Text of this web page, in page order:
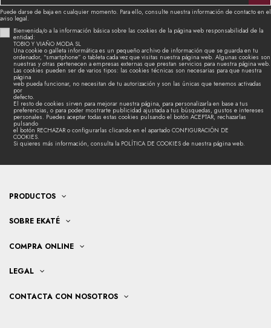
Puede darse de baja en cualquier momento. Para ello, consulte nuestra información de contacto en el
aviso legal.
Bienvenida/o a la información básica sobre las cookies de la página web responsabilidad de la
entidad:
TOBIO Y VIAÑO MODA SL
Una cookie o galleta informática es un pequeño archivo de información que se guarda en tu
ordenador, “smartphone” o tableta cada vez que visitas nuestra página web. Algunas cookies son
nuestras y otras pertenecen a empresas externas que prestan servicios para nuestra página web.
Las cookies pueden ser de varios tipos: las cookies técnicas son necesarias para que nuestra
página
web pueda funcionar, no necesitan de tu autorización y son las únicas que tenemos activadas
por
defecto.
El resto de cookies sirven para mejorar nuestra página, para personalizarla en base a tus
preferencias, o para poder mostrarte publicidad ajustada a tus búsquedas, gustos e intereses
personales. Puedes aceptar todas estas cookies pulsando el botón ACEPTAR, rechazarlas
pulsando
el botón RECHAZAR o configurarlas clicando en el apartado CONFIGURACIÓN DE
COOKIES.
Si quieres más información, consulta la POLÍTICA DE COOKIES de nuestra página web.
PRODUCTOS
SOBRE EKATÉ
COMPRA ONLINE
LEGAL
CONTACTA CON NOSOTROS